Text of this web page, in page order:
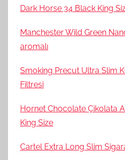
Dark Horse 34 Black King
Manchester Wild Green
aromalı
Smoking Precut Ultra Slim
Filtresi
Hornet Chocolate Çikolata
King Size
Cartel Extra Long Slim